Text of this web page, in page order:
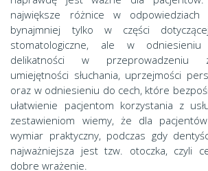
największe różnice w
bynajmniej tylko w części
stomatologiczne, ale w
delikatności w przeprowadzeniu
umiejętności słuchania, uprzejmości
oraz w odniesieniu do cech, które
ułatwienie pacjentom korzystania z
zestawieniom wiemy, że dla
wymiar praktyczny, podczas gdy
najważniejsza jest tzw. otoczka, czyli
dobre wrażenie.